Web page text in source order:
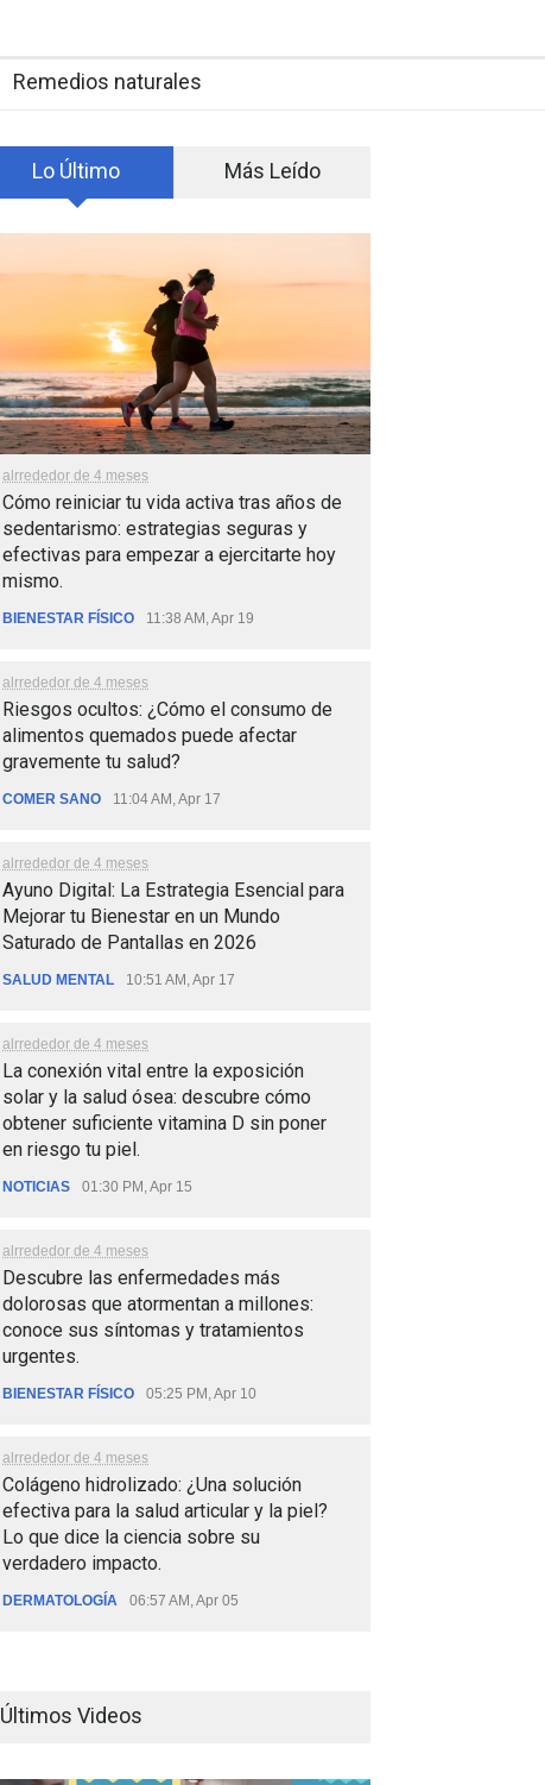
Remedios naturales
Lo Último Más Leído
alrrededor de 4 meses
Cómo reiniciar tu vida activa tras años de
sedentarismo: estrategias seguras y
efectivas para empezar a ejercitarte hoy
mismo.
BIENESTAR FÍSICO 11:38 AM, Apr 19
alrrededor de 4 meses
Riesgos ocultos: ¿Cómo el consumo de
alimentos quemados puede afectar
gravemente tu salud?
COMER SANO 11:04 AM, Apr 17
alrrededor de 4 meses
Ayuno Digital: La Estrategia Esencial para
Mejorar tu Bienestar en un Mundo
Saturado de Pantallas en 2026
SALUD MENTAL 10:51 AM, Apr 17
alrrededor de 4 meses
La conexión vital entre la exposición
solar y la salud ósea: descubre cómo
obtener suficiente vitamina D sin poner
en riesgo tu piel.
NOTICIAS 01:30 PM, Apr 15
alrrededor de 4 meses
Descubre las enfermedades más
dolorosas que atormentan a millones:
conoce sus síntomas y tratamientos
urgentes.
BIENESTAR FÍSICO 05:25 PM, Apr 10
alrrededor de 4 meses
Colágeno hidrolizado: ¿Una solución
efectiva para la salud articular y la piel?
Lo que dice la ciencia sobre su
verdadero impacto.
DERMATOLOGÍA 06:57 AM, Apr 05
Últimos Videos